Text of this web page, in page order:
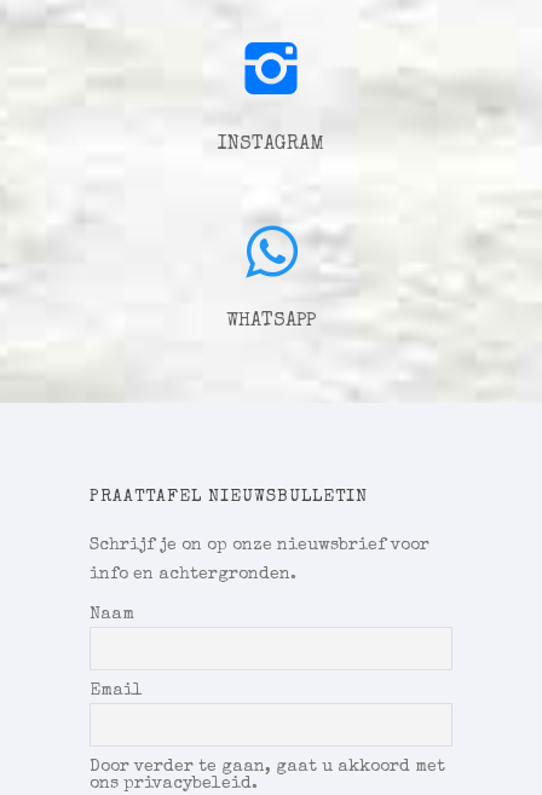
INSTAGRAM
WHATSAPP
PRAATTAFEL NIEUWSBULLETIN
Schrijf je on op onze nieuwsbrief voor
info en achtergronden.
Naam
Email
Door verder te gaan, gaat u akkoord met
ons privacybeleid.